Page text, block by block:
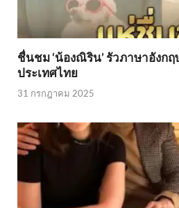
ชื่นชม ‘น้องณิริน’ รัวภาษาอังกฤ
ประเทศไทย
31 กรกฎาคม 2025